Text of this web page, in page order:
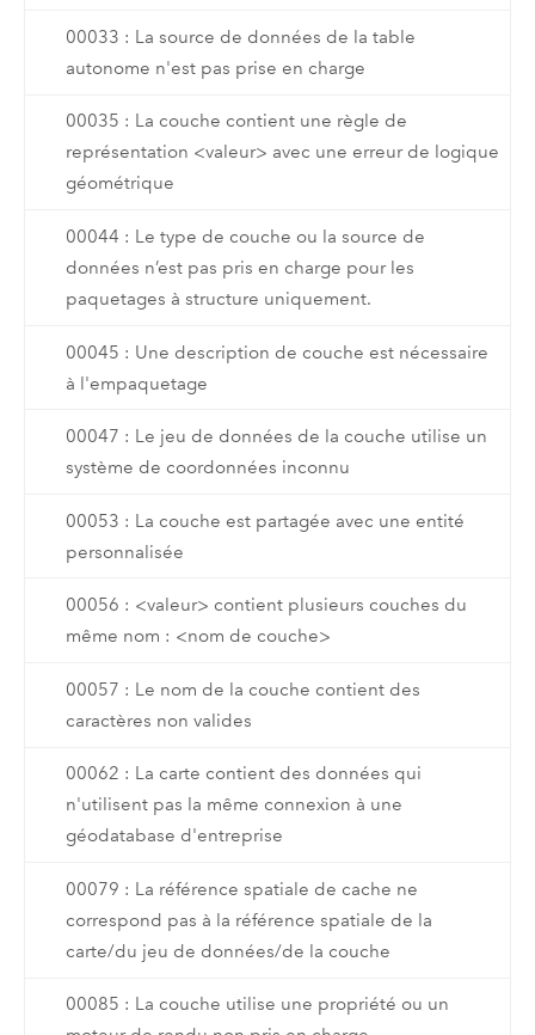
00033 : La source de données de la table
autonome n'est pas prise en charge
00035 : La couche contient une règle de
représentation <valeur> avec une erreur de logique
géométrique
00044 : Le type de couche ou la source de
données n’est pas pris en charge pour les
paquetages à structure uniquement.
00045 : Une description de couche est nécessaire
à l'empaquetage
00047 : Le jeu de données de la couche utilise un
système de coordonnées inconnu
00053 : La couche est partagée avec une entité
personnalisée
00056 : <valeur> contient plusieurs couches du
même nom : <nom de couche>
00057 : Le nom de la couche contient des
caractères non valides
00062 : La carte contient des données qui
n'utilisent pas la même connexion à une
géodatabase d'entreprise
00079 : La référence spatiale de cache ne
correspond pas à la référence spatiale de la
carte/du jeu de données/de la couche
00085 : La couche utilise une propriété ou un